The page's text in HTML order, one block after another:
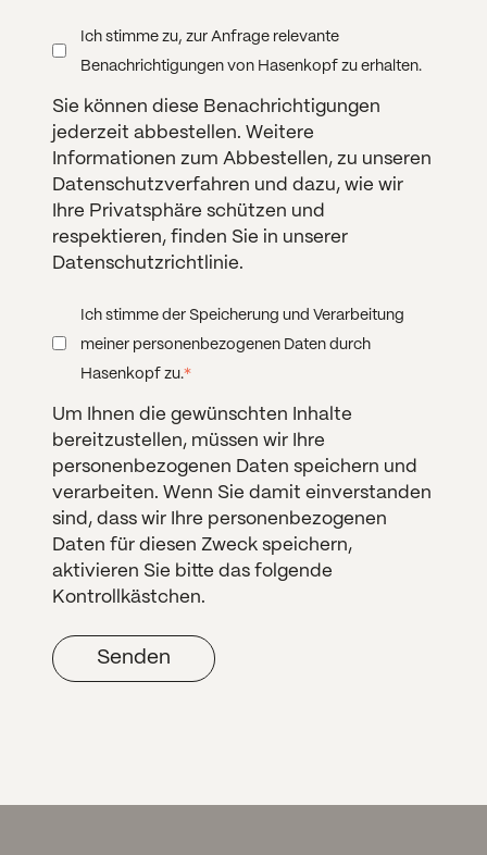
Ich stimme zu, zur Anfrage relevante
Benachrichtigungen von Hasenkopf zu erhalten.
Sie können diese Benachrichtigungen
jederzeit abbestellen. Weitere
Informationen zum Abbestellen, zu unseren
Datenschutzverfahren und dazu, wie wir
Ihre Privatsphäre schützen und
respektieren, finden Sie in unserer
Datenschutzrichtlinie.
Ich stimme der Speicherung und Verarbeitung
meiner personenbezogenen Daten durch
Hasenkopf zu.*
Um Ihnen die gewünschten Inhalte
bereitzustellen, müssen wir Ihre
personenbezogenen Daten speichern und
verarbeiten. Wenn Sie damit einverstanden
sind, dass wir Ihre personenbezogenen
Daten für diesen Zweck speichern,
aktivieren Sie bitte das folgende
Kontrollkästchen.